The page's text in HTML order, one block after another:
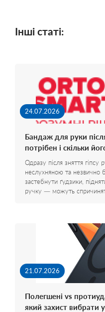
Інші статі:
24.07.2026
Бандаж для руки
потрібен і скільки
Одразу після зняття гіпсу
неслухняною та незвично
застебнути ґудзики,
ручку — можуть
21.07.2026
Полегшені vs
який захист вибрати